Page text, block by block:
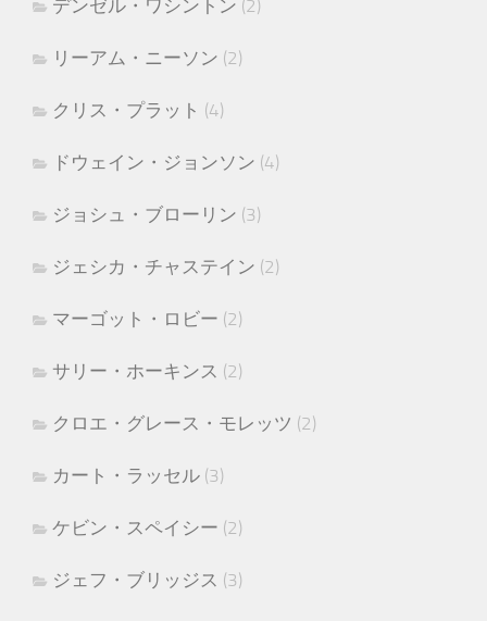
デンゼル・ワシントン (2)
リーアム・ニーソン (2)
クリス・プラット (4)
ドウェイン・ジョンソン (4)
ジョシュ・ブローリン (3)
ジェシカ・チャステイン (2)
マーゴット・ロビー (2)
サリー・ホーキンス (2)
クロエ・グレース・モレッツ (2)
カート・ラッセル (3)
ケビン・スペイシー (2)
ジェフ・ブリッジス (3)